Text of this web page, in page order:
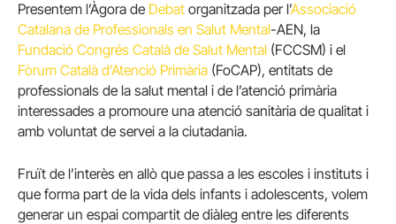
Presentem l’Àgora de Debat organitzada per l’Associació
Catalana de Professionals en Salut Mental-AEN, la
Fundació Congrés Català de Salut Mental (FCCSM) i el
Fòrum Català d’Atenció Primària (FoCAP), entitats de
professionals de la salut mental i de l’atenció primària
interessades a promoure una atenció sanitària de qualitat i
amb voluntat de servei a la ciutadania.
Fruït de l’interès en allò que passa a les escoles i instituts i
que forma part de la vida dels infants i adolescents, volem
generar un espai compartit de diàleg entre les diferents